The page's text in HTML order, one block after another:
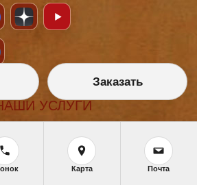
УСЛУГИ
готовых икон
Школа иконописи
Реставрация
Заказать
Карта Почта